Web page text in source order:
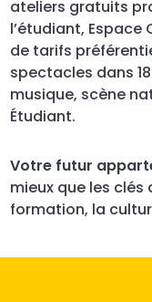
ateliers gratuits
l’étudiant, Espace
de tarifs
spectacles dans
musique, scène
Étudiant.
Votre futur
mieux que les clés
formation, la